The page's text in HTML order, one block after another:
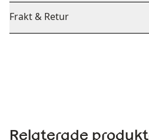
Frakt & Retur
Relaterade